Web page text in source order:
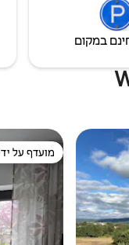
במקום
מועדף על
מועדף על